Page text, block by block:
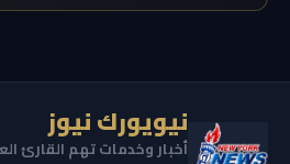
نيويورك نيوز
أخبار وخدمات تهم القارئ